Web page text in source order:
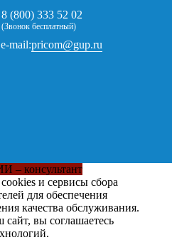
8 (800) 333 52 02
(Звонок бесплатный)
e-mail:pricom@gup.ru
– консультант
и сервисы сбора
для обеспечения
качества обслуживания.
вы соглашаетесь